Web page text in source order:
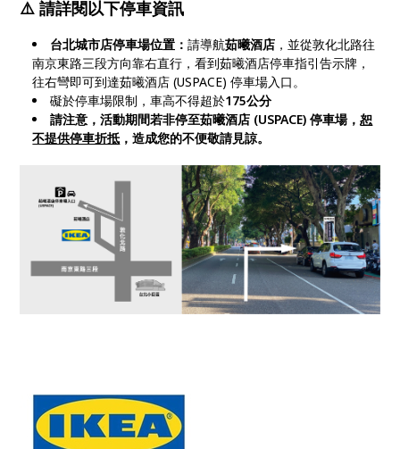
⚠️請詳閱以下停車資訊
台北城市店停車場位置：請導航茹曦酒店 ，並從敦化北路往
南京東路三段方向靠右直行，看到茹曦酒店停車指引告示牌，
往右彎即可到達茹曦酒店 (USPACE) 停車場入口。
礙於停車場限制，車高不得超於175公分
請注意，活動期間若非停至茹曦酒店 (USPACE) 停車場，恕
不提供停車折抵 ，造成您的不便敬請見諒。